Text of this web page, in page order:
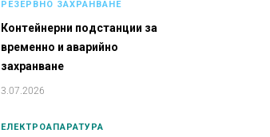
РЕЗЕРВНО ЗАХРАНВАНЕ
Контейнерни подстанции за
временно и аварийно
захранване
3.07.2026
ЕЛЕКТРОАПАРАТУРА